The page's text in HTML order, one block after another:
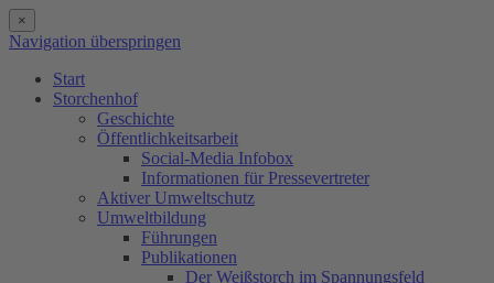
×
Navigation überspringen
Start
Storchenhof
Geschichte
Öffentlichkeitsarbeit
Social-Media Infobox
Informationen für Pressevertreter
Aktiver Umweltschutz
Umweltbildung
Führungen
Publikationen
Der Weißstorch im Spannungsfeld